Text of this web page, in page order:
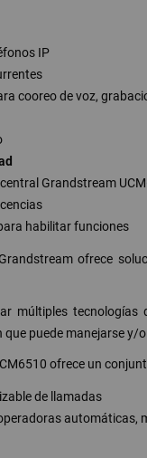
IP
cooreo de voz,
Grandstream
habilitar funciones
ofrece
múltiples tecnologías
puede manejarse y/
ofrece un
de llamadas
automáticas,